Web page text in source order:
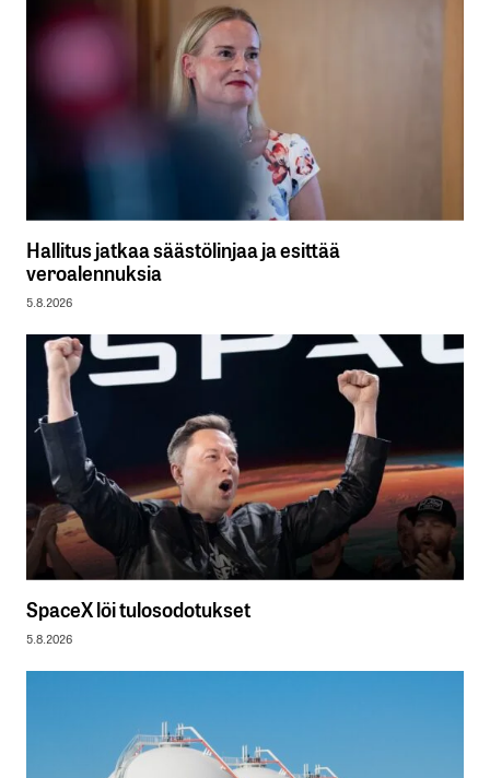
Hallitus jatkaa säästölinjaa ja esittää
veroalennuksia
5.8.2026
SpaceX löi tulosodotukset
5.8.2026